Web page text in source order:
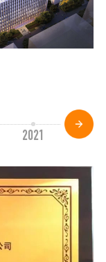
2021 2018